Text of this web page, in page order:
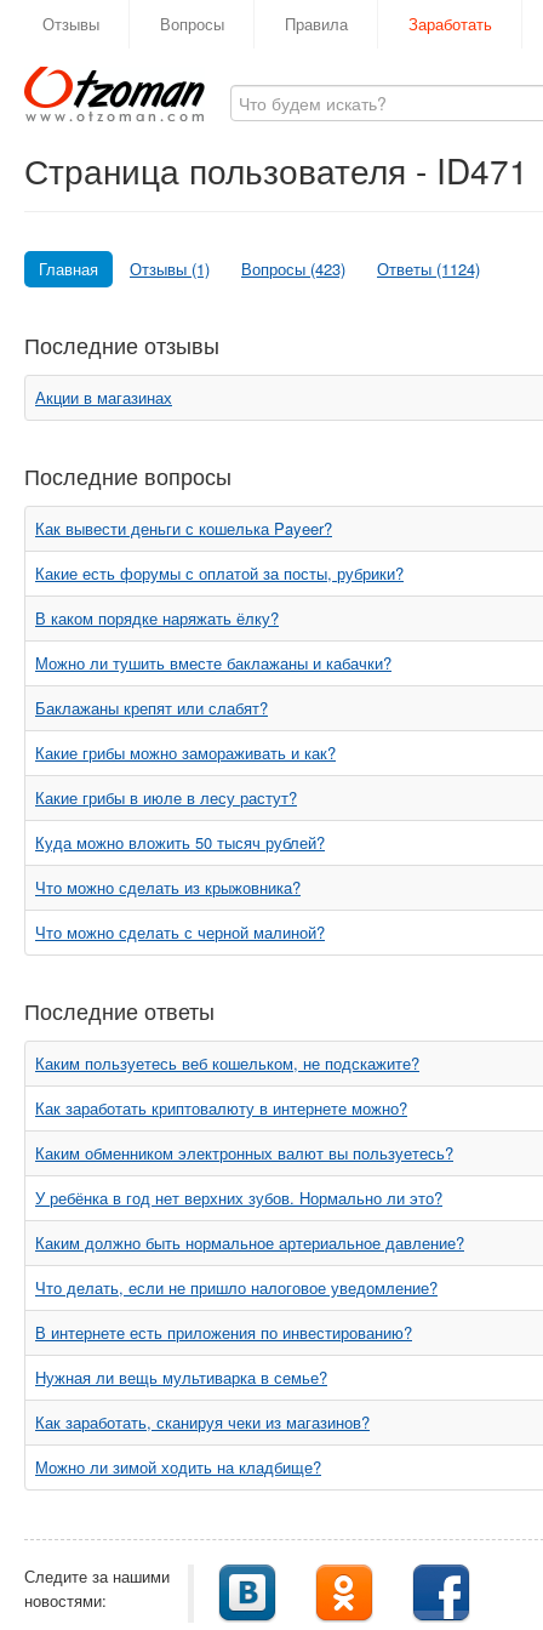
Отзывы Вопросы Правила Заработать
Страница пользователя - ID471
Главная Отзывы (1) Вопросы (423) Ответы (1124)
Последние отзывы
Акции в магазинах
Последние вопросы
Как вывести деньги с кошелька Payeer?
Какие есть форумы с оплатой за посты, рубрики?
В каком порядке наряжать ёлку?
Можно ли тушить вместе баклажаны и кабачки?
Баклажаны крепят или слабят?
Какие грибы можно замораживать и как?
Какие грибы в июле в лесу растут?
Куда можно вложить 50 тысяч рублей?
Что можно сделать из крыжовника?
Что можно сделать с черной малиной?
Последние ответы
Каким пользуетесь веб кошельком, не подскажите?
Как заработать криптовалюту в интернете можно?
Каким обменником электронных валют вы пользуетесь?
У ребёнка в год нет верхних зубов. Нормально ли это?
Каким должно быть нормальное артериальное давление?
Что делать, если не пришло налоговое уведомление?
В интернете есть приложения по инвестированию?
Нужная ли вещь мультиварка в семье?
Как заработать, сканируя чеки из магазинов?
Можно ли зимой ходить на кладбище?
Следите за нашими
новостями: